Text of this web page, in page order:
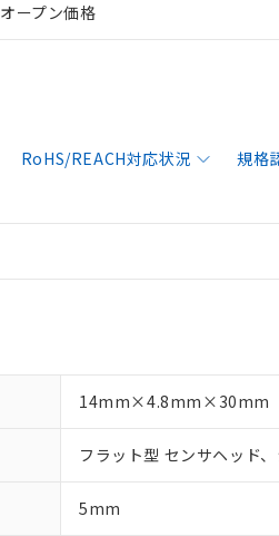
オープン価格
RoHS/REACH対応状況 規格
14mm×4.8mm×30mm
フラット型 センサヘッド
5mm